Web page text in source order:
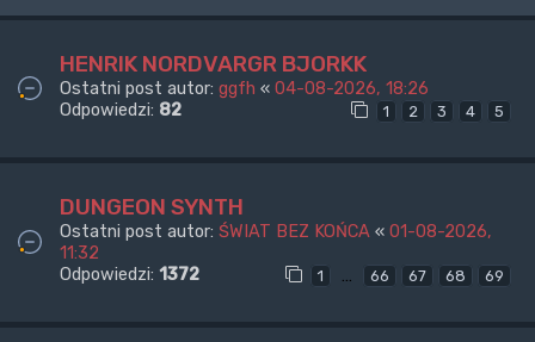
HENRIK NORDVARGR BJORKK
Ostatni post autor: ggfh « 04-08-2026, 18:26
Odpowiedzi: 82 1 2 3 4 5
DUNGEON SYNTH
Ostatni post autor: ŚWIAT BEZ KOŃCA « 01-08-2026,
11:32
Odpowiedzi: 1372 1 … 66 67 68 69